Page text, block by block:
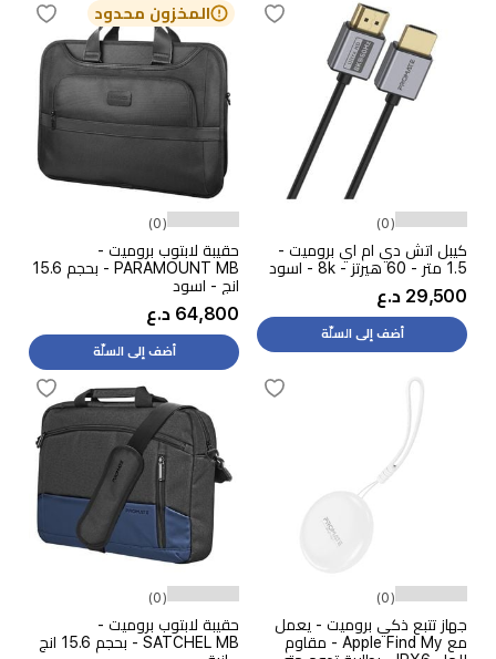
(0)
كيبل اتش دي ام اي بروميت -
1.5 متر - 60 هيرتز - 8k - اسود
29,500 د.ع
أضف إلى السلّة
المخزون محدود
(0)
حقيبة لابتوب بروميت -
PARAMOUNT MB - بحجم 15.6
انج - اسود
64,800 د.ع
أضف إلى السلّة
(0)
جهاز تتبع ذكي بروميت - يعمل
مع Apple Find My - مقاوم
(0)
حقيبة لابتوب بروميت -
SATCHEL MB - بحجم 15.6 انج